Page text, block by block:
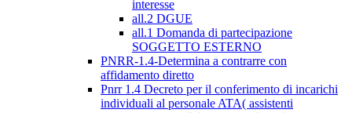
interesse
all.2 DGUE
all.1 Domanda di partecipazione
SOGGETTO ESTERNO
PNRR-1.4-Determina a contrarre con
affidamento diretto
Pnrr 1.4 Decreto per il conferimento di incarichi
individuali al personale ATA( assistenti